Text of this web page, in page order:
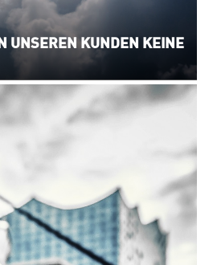
UNSEREN KUNDEN KEINE